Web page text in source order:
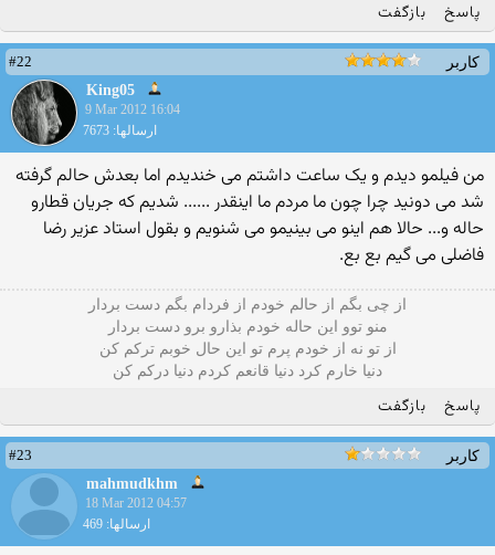
پاسخ بازگفت
کاربر
#22
King05
9 Mar 2012 16:04
ارسالها: 7673
من فیلمو دیدم و یک ساعت داشتم می خندیدم اما بعدش حالم گرفته
شد می دونید چرا چون ما مردم ما اینقدر ...... شدیم که جریان قطارو
حاله و... حالا هم اینو می بینیمو می شنویم و بقول استاد عزیر رضا
فاضلی می گیم بع بع.
از چی بگم از حالم خودم از فردام بگم دست بردار
منو توو این حاله خودم بذارو برو دست بردار
از تو نه از خودم پرم تو این حال خوبم ترکم کن
دنیا خارم کرد دنیا قانعم کردم دنیا درکم کن
پاسخ بازگفت
کاربر
#23
mahmudkhm
18 Mar 2012 04:57
ارسالها: 469